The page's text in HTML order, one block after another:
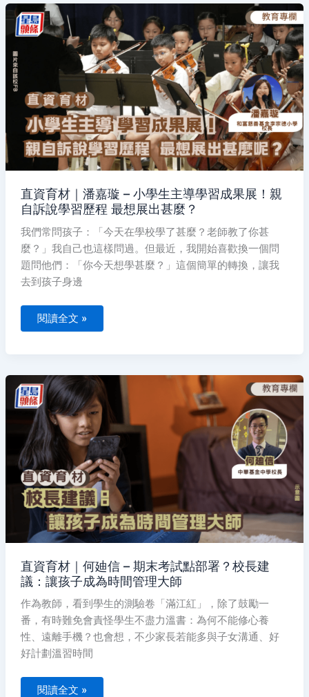
直資育材｜潘嘉璇 – 小學生主導學習成果展！親
自訴說學習歷程 最想展出甚麼？
我們常問孩子：「今天在學校學了甚麼？老師教了你甚
麼？」我自己也這樣問過。但最近，我開始喜歡換一個問
題問他們：「你今天想學甚麼？」這個簡單的轉換，讓我
去到孩子身邊
直
資
育
材
小
學
生
主
導
學
習
果
親
自
訴
學
習
歷
程
最
想
展
甚
麼？
閱讀全文 »
直資育材｜何廸信 – 期末考試點部署？校長建
議：讓孩子成為時間管理大師
作為教師，看到學生的測驗卷「滿江紅」，除了鼓勵一
番，有時難免會責怪學生不盡力溫書：為何不能修心養
性、遠離手機？也會想，不少家長若能多與子女溝通、好
好計劃溫習時間
直
資
育
材
｜
何
廸
信
–
期
末
考
試
點
部
署？
校
長
議：
讓
孩
子
成
為
時
間
管
理
大
閱讀全文 »